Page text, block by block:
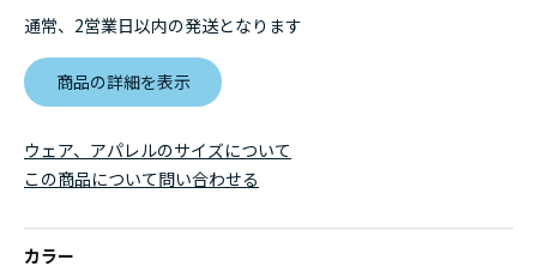
通常、2営業日以内の発送となります
商品の詳細を表示
ウェア、アパレルのサイズについて
カラー
この商品について問い合わせる